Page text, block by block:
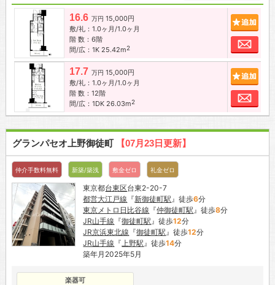
16.6 万円 15,000円
敷/礼：1.0ヶ月/1.0ヶ月
階 数：6階
間/広：1K 25.42m2
お
17.7 万円 15,000円
敷/礼：1.0ヶ月/1.0ヶ月
階 数：12階
間/広：1DK 26.03m2
お
グランパセオ上野御徒町 【07月23日更新】
仲介手数料無料 新築/築浅 敷金ゼロ 礼金ゼロ
東京都台東区台東2-20-7
都営大江戸線 『新御徒町駅 』徒歩6分
東京メトロ日比谷線 『仲御徒町駅 』徒歩8分
JR山手線 『御徒町駅 』徒歩12分
JR京浜東北線 『御徒町駅 』徒歩12分
JR山手線 『 上野駅 』徒歩14分
築年月2025年5月
楽器可